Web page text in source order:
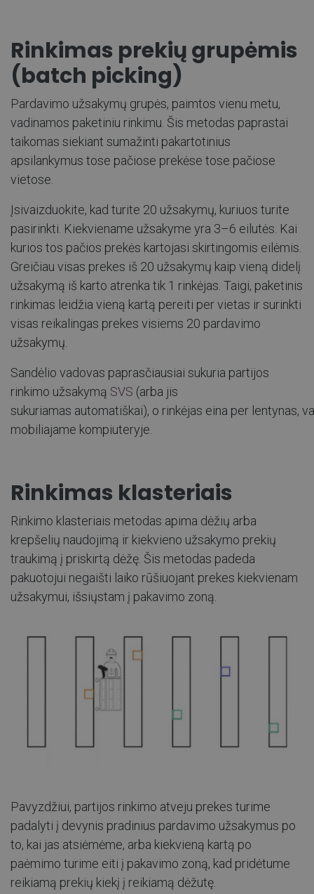
Rinkimas prekių grupėmis
(batch picking)
Pardavimo užsakymų grupės, paimtos vienu metu,
vadinamos paketiniu rinkimu. Šis metodas paprastai
taikomas siekiant sumažinti pakartotinius
apsilankymus tose pačiose prekėse tose pačiose
vietose.
Įsivaizduokite, kad turite 20 užsakymų, kuriuos turite
pasirinkti. Kiekviename užsakyme yra 3–6 eilutės. Kai
kurios tos pačios prekės kartojasi skirtingomis eilėmis.
Greičiau visas prekes iš 20 užsakymų kaip vieną didelį
užsakymą iš karto atrenka tik 1 rinkėjas. Taigi, paketinis
rinkimas leidžia vieną kartą pereiti per vietas ir surinkti
visas reikalingas prekes visiems 20 pardavimo
užsakymų.
Sandėlio vadovas paprasčiausiai sukuria partijos
rinkimo užsakymą SVS (arba jis
sukuriamas automatiškai), o rinkėjas eina per lentynas,
mobiliajame kompiuteryje.
Rinkimas klasteriais
Rinkimo klasteriais metodas apima dėžių arba
krepšelių naudojimą ir kiekvieno užsakymo prekių
traukimą į priskirtą dėžę. Šis metodas padeda
pakuotojui negaišti laiko rūšiuojant prekes kiekvienam
užsakymui, išsiųstam į pakavimo zoną.
Pavyzdžiui, partijos rinkimo atveju prekes turime
padalyti į devynis pradinius pardavimo užsakymus po
to, kai jas atsiėmėme, arba kiekvieną kartą po
paėmimo turime eiti į pakavimo zoną, kad pridėtume
reikiamą prekių kiekį į reikiamą dėžutę.